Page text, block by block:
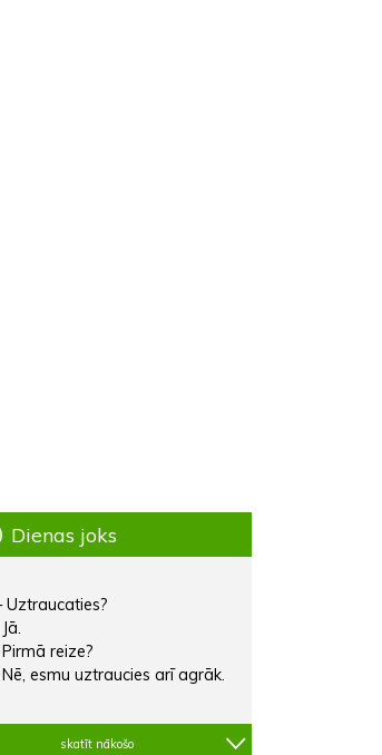
Dienas joks
Uztraucaties?
Pirmā reize?
Nē, esmu uztraucies arī agrāk.
skatīt nākošo